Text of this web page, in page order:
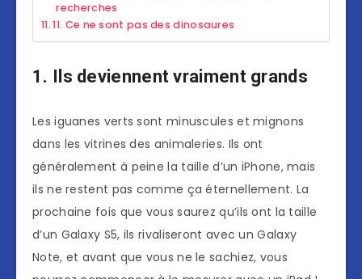
recherches
11. Ce ne sont pas des dinosaures
1. Ils deviennent vraiment grands
Les iguanes verts sont minuscules et mignons
dans les vitrines des animaleries. Ils ont
généralement à peine la taille d’un iPhone, mais
ils ne restent pas comme ça éternellement. La
prochaine fois que vous saurez qu’ils ont la taille
d’un Galaxy S5, ils rivaliseront avec un Galaxy
Note, et avant que vous ne le sachiez, vous